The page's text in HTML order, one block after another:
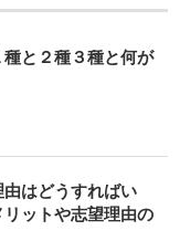
と２種３種と何が
はどうすればい
ットや志望理由の